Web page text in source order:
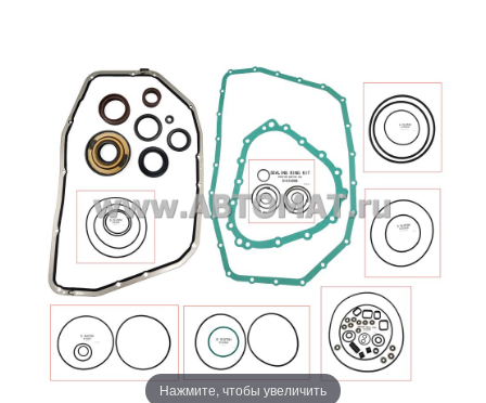
Нажмите, чтобы увеличить